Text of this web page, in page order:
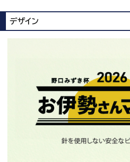
デザイン